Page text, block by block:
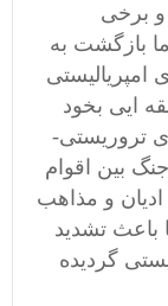
برخی
بازگشت به
امپریالیستی
ایی بخود
تروریستی-
بین اقوام
و مذاهب
باعث تشدید
گردیده